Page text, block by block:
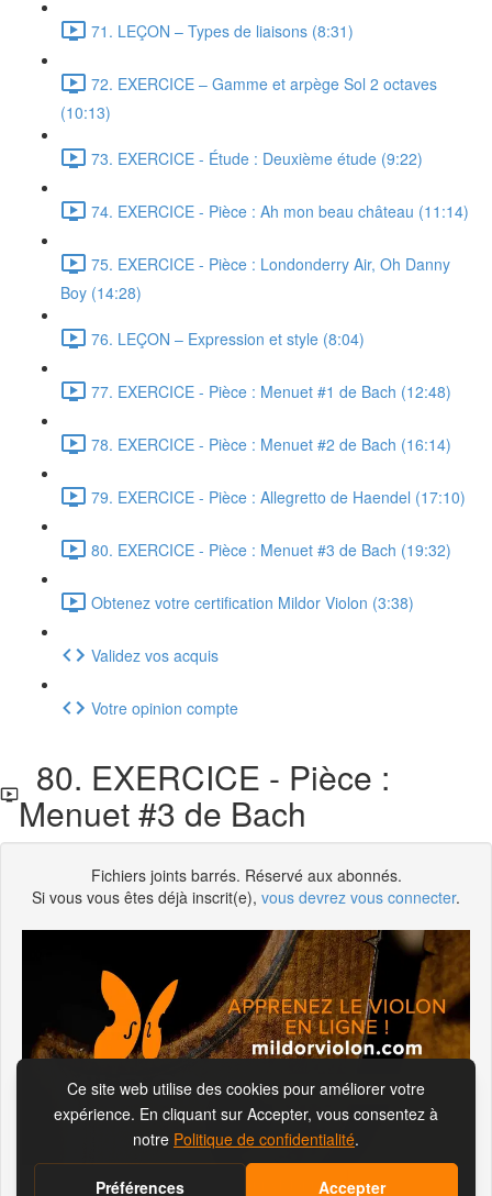
71. LEÇON – Types de liaisons (8:31)
72. EXERCICE – Gamme et arpège Sol 2 octaves
(10:13)
73. EXERCICE - Étude : Deuxième étude (9:22)
74. EXERCICE - Pièce : Ah mon beau château (11:14)
75. EXERCICE - Pièce : Londonderry Air, Oh Danny
Boy (14:28)
76. LEÇON – Expression et style (8:04)
77. EXERCICE - Pièce : Menuet #1 de Bach (12:48)
78. EXERCICE - Pièce : Menuet #2 de Bach (16:14)
79. EXERCICE - Pièce : Allegretto de Haendel (17:10)
80. EXERCICE - Pièce : Menuet #3 de Bach (19:32)
Obtenez votre certification Mildor Violon (3:38)
Validez vos acquis
Votre opinion compte
80. EXERCICE - Pièce :
Menuet #3 de Bach
Fichiers joints barrés. Réservé aux abonnés.
Si vous vous êtes déjà inscrit(e), vous devrez vous connecter.
S'abonner pour visionner